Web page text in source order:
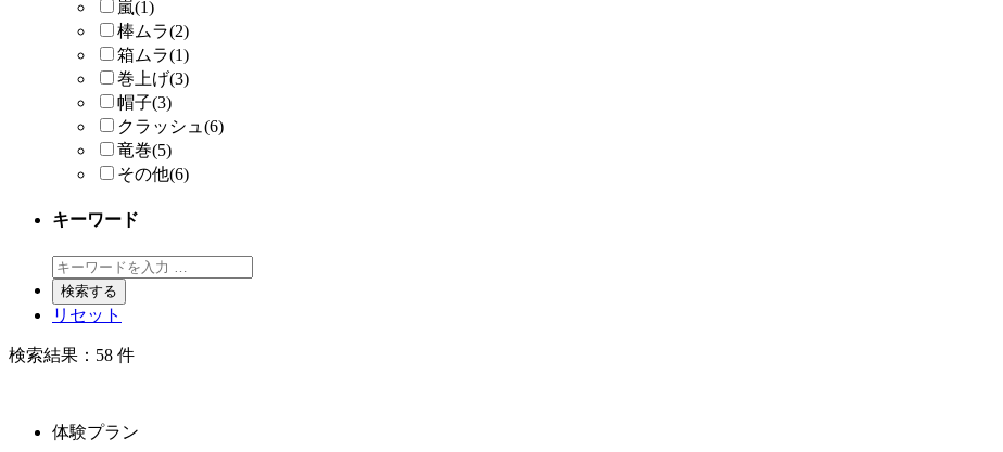
嵐(1)
棒ムラ(2)
箱ムラ(1)
巻上げ(3)
帽子(3)
クラッシュ (6)
竜巻(5)
その他(6)
キーワード
リセット
検索結果： 58 件
体験プラン